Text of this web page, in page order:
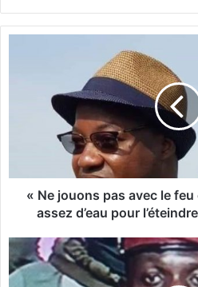
s
a
v
e
« Ne jouons pas avec le feu
assez d’eau pour
«
N
o